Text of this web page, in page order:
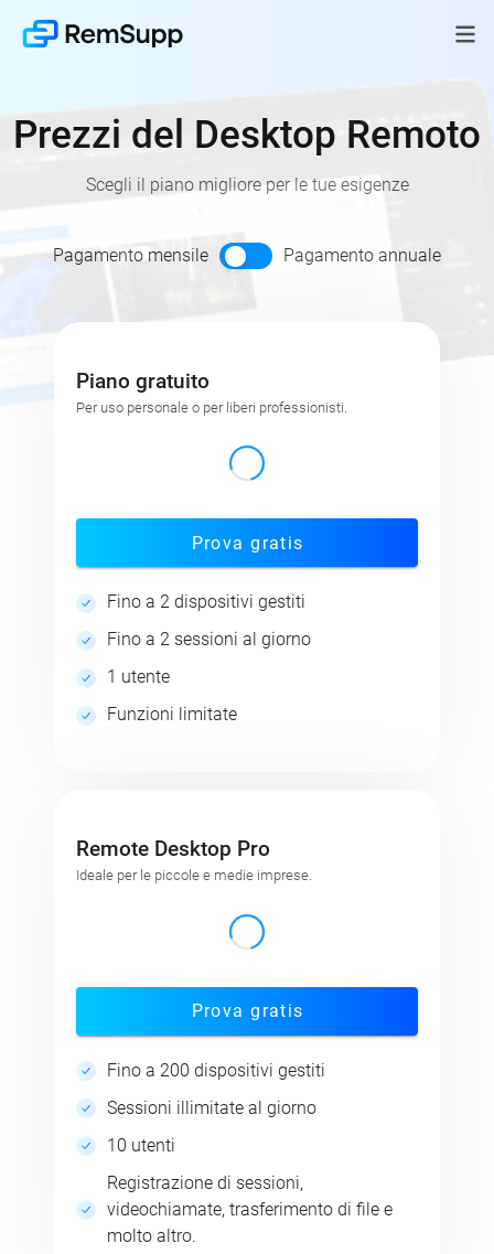
Prezzi del Desktop Remoto
Scegli il piano migliore per le tue esigenze
Ciclo di pagamento
Pagamento mensile Pagamento annuale
Piano gratuito
Per uso personale o per liberi professionisti.
Prova gratis
Fino a 2 dispositivi gestiti
Fino a 2 sessioni al giorno
1 utente
Funzioni limitate
Remote Desktop Pro
Ideale per le piccole e medie imprese.
Prova gratis
Fino a 200 dispositivi gestiti
Sessioni illimitate al giorno
10 utenti
Registrazione di sessioni,
videochiamate, trasferimento di file e
molto altro.